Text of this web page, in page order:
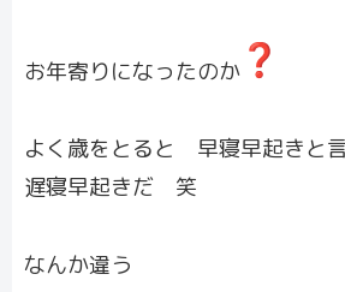
お年寄りになったのか
よく歳をとると 早寝早起きと
遅寝早起きだ 笑
なんか違う